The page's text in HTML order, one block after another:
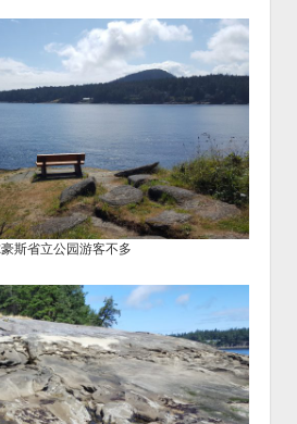
豪斯省立公园游客不多